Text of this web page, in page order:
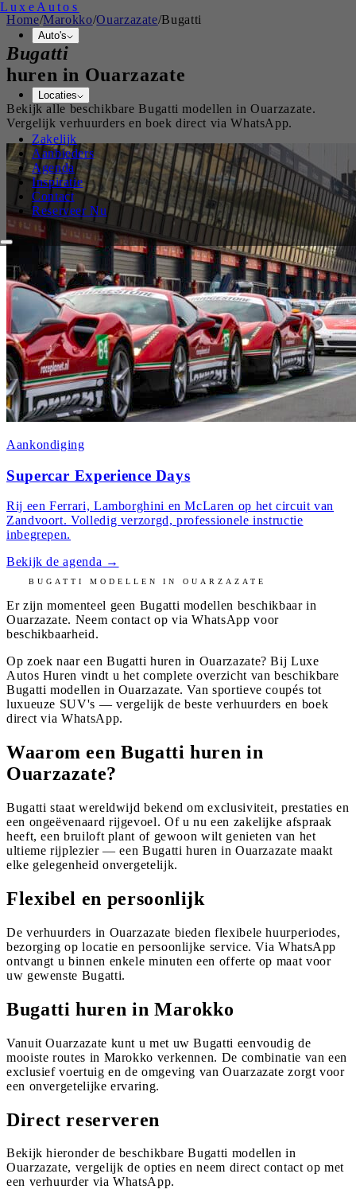
Luxe Autos
Auto's
Locaties
Zakelijk
Aanbieders
Agenda
Inspiratie
Contact
Reserveer Nu
Home/Marokko/Ouarzazate/Bugatti
Bugatti
huren in Ouarzazate
Bekijk alle beschikbareBugatti modellen inOuarzazate.
Vergelijk verhuurders en boek direct via WhatsApp.
Aankondiging
Supercar Experience Days
Rij een Ferrari, Lamborghini en McLaren op het circuit van
Zandvoort. Volledig verzorgd, professionele instructie
inbegrepen.
Bekijk de agenda →
BUGATTI MODELLEN INOUARZAZATE
Er zijn momenteel geen Bugatti modellen beschikbaar in
Ouarzazate. Neem contact op via WhatsApp voor
beschikbaarheid.
Op zoek naar een Bugatti huren in Ouarzazate? Bij Luxe
Autos Huren vindt u het complete overzicht van beschikbare
Bugatti modellen in Ouarzazate. Van sportieve coupés tot
luxueuze SUV's — vergelijk de beste verhuurders en boek
direct via WhatsApp.
Waarom een Bugatti huren in
Ouarzazate?
Bugatti staat wereldwijd bekend om exclusiviteit, prestaties en
een ongeëvenaard rijgevoel. Of u nu een zakelijke afspraak
heeft, een bruiloft plant of gewoon wilt genieten van het
ultieme rijplezier — een Bugatti huren in Ouarzazate maakt
elke gelegenheid onvergetelijk.
Flexibel en persoonlijk
De verhuurders in Ouarzazate bieden flexibele huurperiodes,
bezorging op locatie en persoonlijke service. Via WhatsApp
ontvangt u binnen enkele minuten een offerte op maat voor
uw gewenste Bugatti.
Bugatti huren in Marokko
Vanuit Ouarzazate kunt u met uw Bugatti eenvoudig de
mooiste routes in Marokko verkennen. De combinatie van een
exclusief voertuig en de omgeving van Ouarzazate zorgt voor
een onvergetelijke ervaring.
Direct reserveren
Bekijk hieronder de beschikbare Bugatti modellen in
Ouarzazate, vergelijk de opties en neem direct contact op met
een verhuurder via WhatsApp.